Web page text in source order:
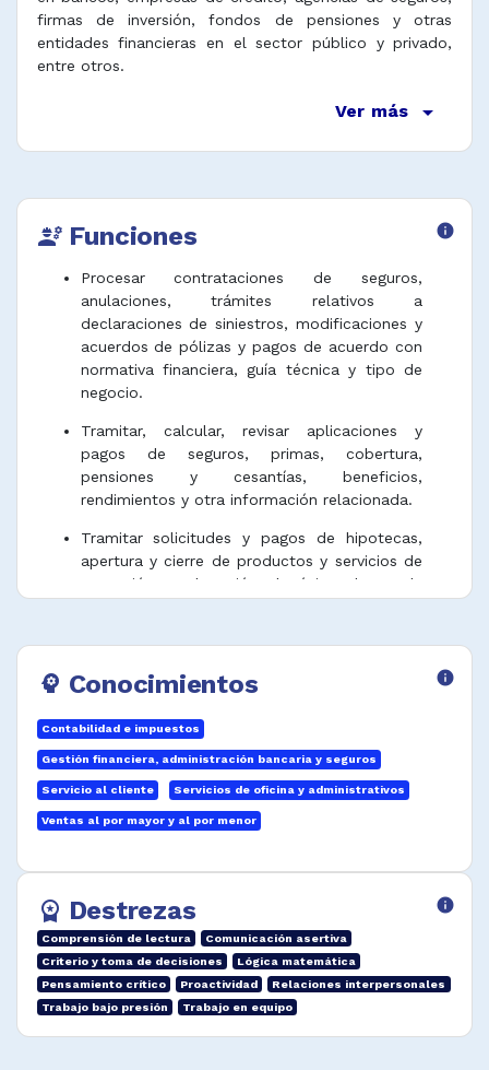
firmas de inversión, fondos de pensiones y otras
entidades financieras en el sector público y privado,
entre otros.
Ver más arrow_drop_down
engineering Funciones info
Procesar contrataciones de seguros,
anulaciones, trámites relativos a
declaraciones de siniestros, modificaciones y
acuerdos de pólizas y pagos de acuerdo con
normativa financiera, guía técnica y tipo de
negocio.
Tramitar, calcular, revisar aplicaciones y
pagos de seguros, primas, cobertura,
pensiones y cesantías, beneficios,
rendimientos y otra información relacionada.
Tramitar solicitudes y pagos de hipotecas,
apertura y cierre de productos y servicios de
captación y colocación, depósitos, letras de
Mantener y llevar registros de obligaciones,
vendidos por cuenta de clientes o del
empleador.
Asesorar, responder a requerimientos y dar
información financiera, de seguros, pólizas y
Verificar y hacer el balance de transacciones
de cajero automático y preparar estados de
cuenta calculando tarifas de servicios y
pagos de intereses.
Preparar correspondencia y notificaciones de
interés general y financiero para el cliente y
psychology Conocimientos info
Contabilidad e impuestos
Gestión financiera, administración bancaria y seguros
Servicio al cliente Servicios de oficina y administrativos
Ventas al por mayor y al por menor
workspace_premium Destrezas info
Comprensión de lectura
Comunicación asertiva
Criterio y toma de decisiones
Lógica matemática
Pensamiento crítico
Proactividad
Relaciones interpersonales
Trabajo bajo presión
Trabajo en equipo